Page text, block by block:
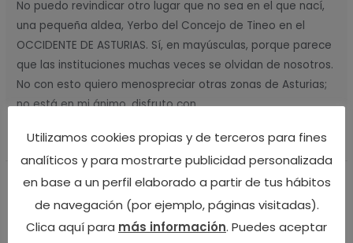
No puedo revindicar otro lugar que no sea en el que nací,
una pequeña aldea, Yerbo del Concejo de Tineo en el
OCCIDENTE DE ASTURIAS. Sí, en mayúsculas, porque parece
que las instituciones muchas veces se olvidan de nosotros.
No con esto quiero menospreciar otras zonas de Asturias;
no está en mi ánimo, disfruto con …
natural
Leer más »
El chigre, el comercio en el
Occidente de Asturias
El
chigre,
Utilizamos cookies propias y de terceros para fines
analíticos y para mostrarte publicidad personalizada
en base a un perfil elaborado a partir de tus hábitos
de navegación (por ejemplo, páginas visitadas).
Clica aquí para más información. Puedes aceptar